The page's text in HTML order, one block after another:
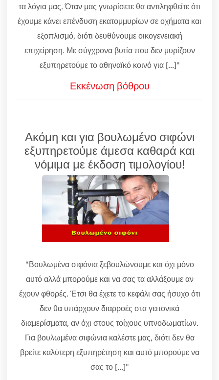
τα λόγια μας. Όταν μας γνωρίσετε θα αντιληφθείτε ότι
έχουμε κάνει επένδυση εκατομμυρίων σε οχήματα και
εξοπλισμό, διότι δευθύνουμε οικογενειακή
επιχείρηση. Με σύγχρονα βυτία που δεν μυρίζουν
εξυπηρετούμε το αθηναϊκό κοινό για [...]"
Εκκένωση βόθρου
Ακόμη και για βουλωμένο σιφώνι
εξυπηρετούμε άμεσα καθαρά και
νόμιμα με έκδοση τιμολογίου!
"Βουλωμένα σιφόνια ξεβουλώνουμε και όχι μόνο
αυτό αλλά μπορούμε και να σας τα αλλάξουμε αν
έχουν φθορές. Έτσι θα έχετε το κεφάλι σας ήσυχο ότι
δεν θα υπάρχουν διαρροές στα γειτονικά
διαμερίσματα, αν όχι στους τοίχους υπνοδωματίων.
Για βουλωμένα σιφώνια καλέστε μας, διότι δεν θα
βρείτε καλύτερη εξυπηρέτηση και αυτό μπορούμε να
σας το [...]"